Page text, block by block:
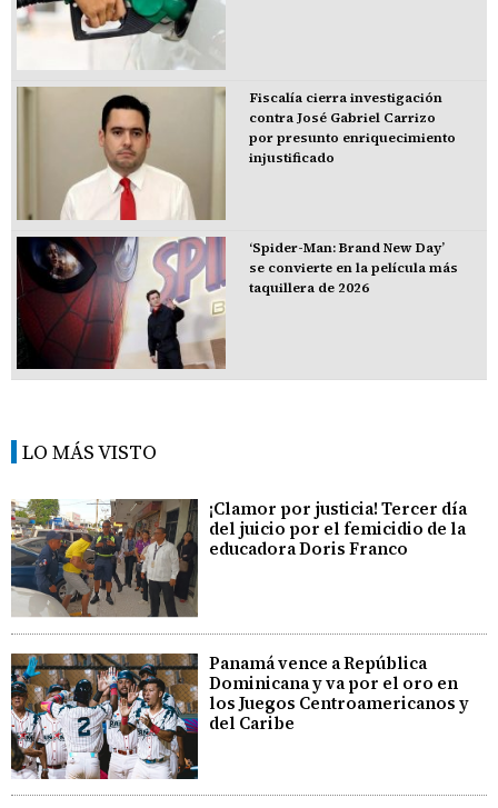
Fiscalía cierra investigación
contra José Gabriel Carrizo
por presunto enriquecimiento
injustificado
‘Spider-Man: Brand New Day’
se convierte en la película más
taquillera de 2026
LO MÁS VISTO
¡Clamor por justicia! Tercer día
del juicio por el femicidio de la
educadora Doris Franco
Panamá vence a República
Dominicana y va por el oro en
los Juegos Centroamericanos y
del Caribe